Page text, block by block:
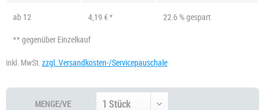
ab 12 4,19 € *
22.6 % gespart
** gegenüber Einzelkauf
inkl. MwSt. zzgl. Versandkosten-/Servicepauschale
MENGE/VE